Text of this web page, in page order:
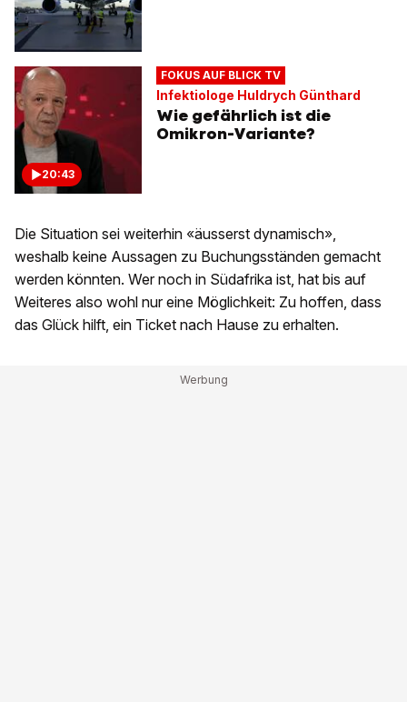
20:43
FOKUS AUF BLICK TV
Infektiologe Huldrych Günthard
Wie gefährlich ist die
Omikron-Variante?
Die Situation sei weiterhin «äusserst dynamisch»,
weshalb keine Aussagen zu Buchungsständen gemacht
werden könnten. Wer noch in Südafrika ist, hat bis auf
Weiteres also wohl nur eine Möglichkeit: Zu hoffen, dass
das Glück hilft, ein Ticket nach Hause zu erhalten.